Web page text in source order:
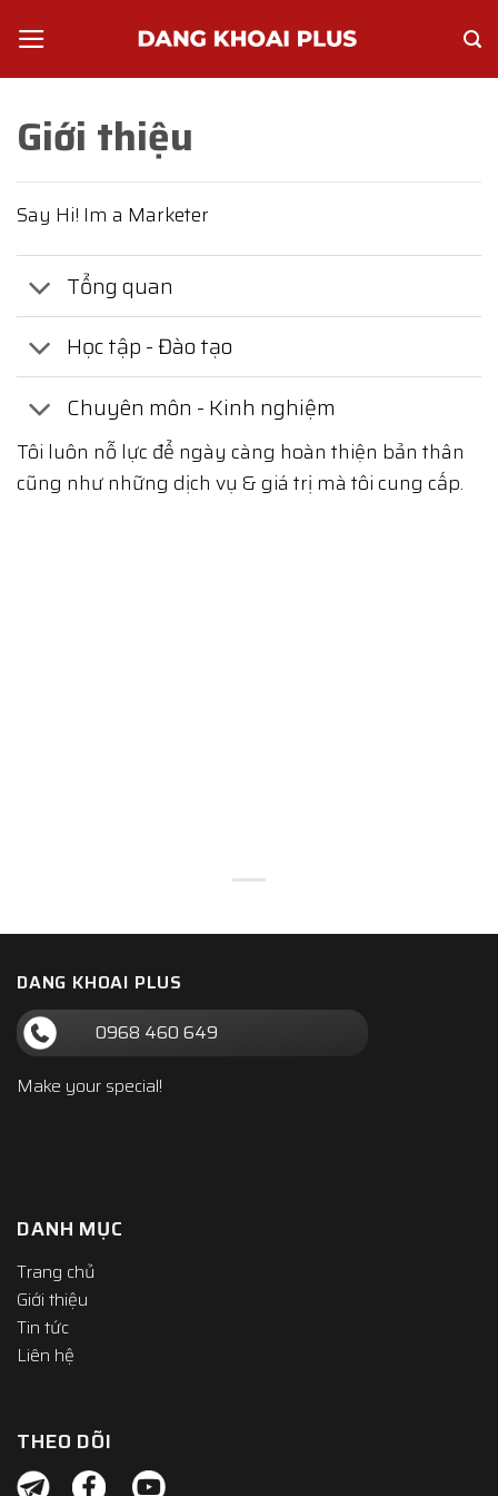
content
Giới thiệu
Say Hi! Im a Marketer
Tổng quan
Học tập - Đào tạo
Chuyên môn - Kinh nghiệm
Tôi luôn nỗ lực để ngày càng hoàn thiện bản thân
cũng như những dịch vụ & giá trị mà tôi cung cấp.
DANG KHOAI PLUS
0968 460 649
Make your special!
DANH MỤC
Trang chủ
Giới thiệu
Tin tức
Liên hệ
THEO DÕI